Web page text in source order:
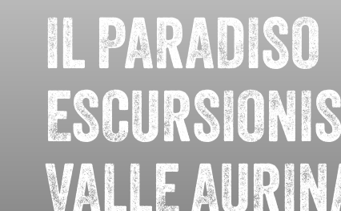
IL PARADISO
VALLE